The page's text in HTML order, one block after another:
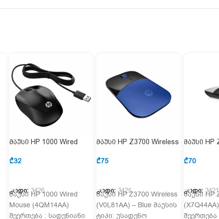
მაუსი HP 1000 Wired
₾32
კოდი: 3426
მაუსი HP 1000 Wired
Mouse (4QM14AA)
შეერთება : სადენიანი
მაუსი HP Z3700 Wireless
₾75
კოდი:3425
მაუსი HP Z3700 Wireless
(V0L81AA) – Blue მაუსის
ტიპი: უსადენო
მაუსი HP
₾70
კოდი:3421
მაუსი HP